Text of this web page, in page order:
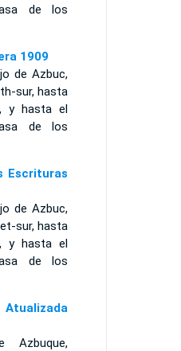
de los
1909
de Azbuc,
sur, hasta
y hasta el
de los
Escrituras
de Azbuc,
sur, hasta
y hasta el
de los
Atualizada
Azbuque,